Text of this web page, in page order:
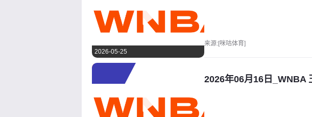
2026-05-25
来源:[咪咕体育]
2026年06月16日_WNBA